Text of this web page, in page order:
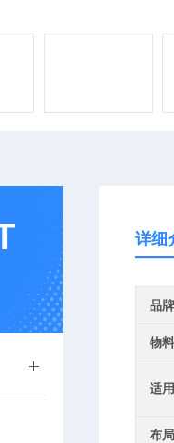
详细
品牌
物
适
布